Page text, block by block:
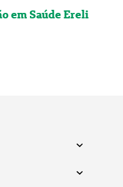
em Saúde Ereli